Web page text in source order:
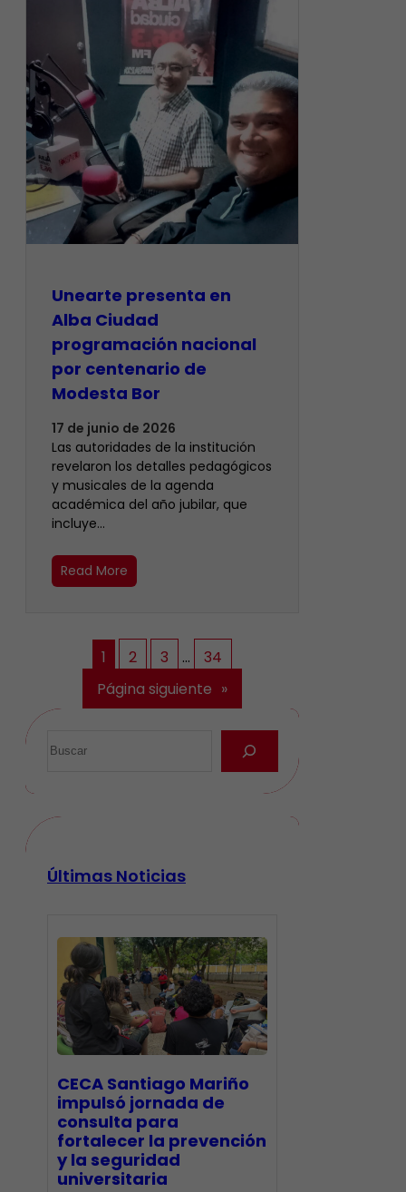
​Unearte presenta en
Alba Ciudad
programación nacional
por centenario de
Modesta Bor
17 de junio de 2026
Las autoridades de la institución
revelaron los detalles pedagógicos
y musicales de la agenda
académica del año jubilar, que
incluye…
Read More
1 2 3 …
34
Página siguiente »
Últimas Noticias
CECA Santiago Mariño
impulsó jornada de
consulta para
fortalecer la prevención
y la seguridad
universitaria